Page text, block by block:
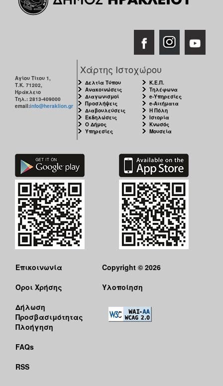
Αγίου Τίτου 1,
Τ.Κ. 71202,
Ηράκλειο
Τηλ.: 2813-409000
email:info@heraklion.gr
Χάρτης Ιστοχώρου
Δελτία Τύπου
Ανακοινώσεις
Διαγωνισμοί
Προσλήψεις
Διαβουλεύσεις
Εκδηλώσεις
Ο Δήμος
Υπηρεσίες
Κ.Ε.Π.
Τηλέφωνα
e-Υπηρεσίες
e-Αιτήματα
Η Πόλη
Ιστορία
Κνωσός
Μουσεία
Επικοινωνία
Όροι Χρήσης
Δήλωση
Προσβασιμότητας
Πλοήγηση
FAQs
RSS
Copyright © 2026
Υλοποίηση